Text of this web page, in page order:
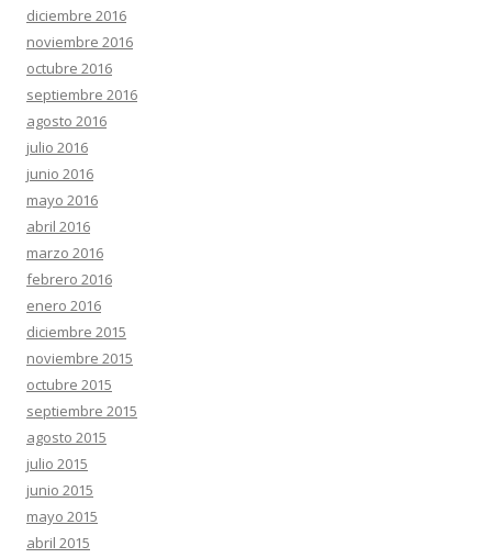
diciembre 2016
noviembre 2016
octubre 2016
septiembre 2016
agosto 2016
julio 2016
junio 2016
mayo 2016
abril 2016
marzo 2016
febrero 2016
enero 2016
diciembre 2015
noviembre 2015
octubre 2015
septiembre 2015
agosto 2015
julio 2015
junio 2015
mayo 2015
abril 2015